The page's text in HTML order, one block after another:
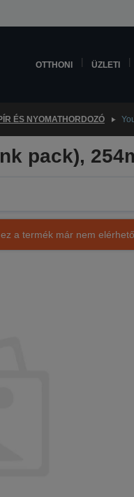
OTTHONI ÜZLETI
ÉS NYOMATHORDOZÓ
pack),
a termék már nem